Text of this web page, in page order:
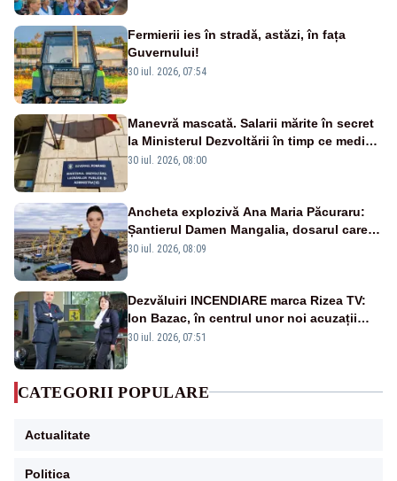
Fermierii ies în stradă, astăzi, în fața
Guvernului!
30 iul. 2026, 07:54
Manevră mascată. Salarii mărite în secret
la Ministerul Dezvoltării în timp ce medicii
ies în stradă
30 iul. 2026, 08:00
Ancheta explozivă Ana Maria Păcuraru:
Șantierul Damen Mangalia, dosarul care
scufundă apărarea României
30 iul. 2026, 08:09
Dezvăluiri INCENDIARE marca Rizea TV:
Ion Bazac, în centrul unor noi acuzații
publice
30 iul. 2026, 07:51
CATEGORII POPULARE
Actualitate
Politica